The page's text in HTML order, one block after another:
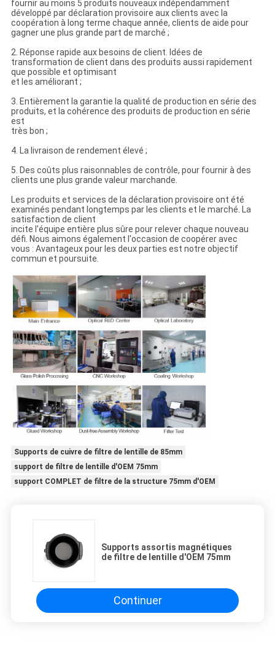
fournir au moins 5 produits nouveaux indépendamment
développé par déclaration provisoire aux clients avec la
coopération à long terme chaque année, clients de aide pour
gagner une plus grande part de marché ;
2. Réponse rapide aux besoins de client. Idées de
transformation de client dans des produits aussi rapidement
que possible et optimisant
et les améliorant ;
3. Entièrement la garantie la qualité de production en série des
produits, et la cohérence des produits de production en série
est
très bon ;
4. La livraison de rendement élevé ;
5. Des coûts plus raisonnables de contrôle, pour fournir à des
clients une plus grande valeur marchande.
Les produits et services de la déclaration provisoire ont été
examinés pendant longtemps par les clients et le marché. La
satisfaction de client
incite l'équipe entière plus sûre pour relever chaque nouveau
défi. Nous aimons également l'occasion de coopérer avec
vous : Avantageux pour les deux parties est notre objectif
commun et poursuite.
Supports de cuivre de filtre de lentille de 85mm
support de filtre de lentille d'OEM 75mm
support COMPLET de filtre de la structure 75mm d'OEM
Supports assortis magnétiques
de filtre de lentille d'OEM 75mm
Continuer